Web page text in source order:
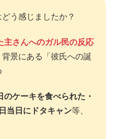
う感じましたか？
主さんへのガル民の反応
景にある「彼氏への誕
ケーキを食べられた・
当日にドタキャン等、